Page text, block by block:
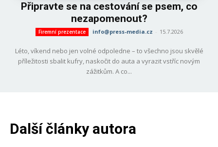
Připravte se na cestování se psem, co
nezapomenout?
Firemní prezentace info@press-media.cz - 15.7.2026
Léto, víkend nebo jen volné odpoledne – to všechno jsou skvělé
příležitosti sbalit kufry, naskočit do auta a vyrazit vstříc novým
zážitkům. A co...
Další články autora